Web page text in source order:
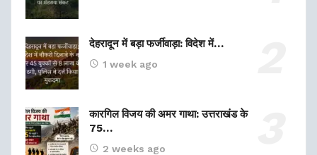
देहरादून में बड़ा फर्जीवाड़ा: विदेश में…
1 week ago
कारगिल विजय की अमर गाथा: उत्तराखंड के
75…
2 weeks ago